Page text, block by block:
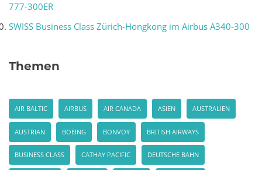
777-300ER
SWISS Business Class Zürich-Hongkong im Airbus A340-300
Themen
AIR BALTIC AIRBUS AIR CANADA ASIEN AUSTRALIEN
AUSTRIAN BOEING BONVOY BRITISH AIRWAYS
BUSINESS CLASS CATHAY PACIFIC DEUTSCHE BAHN